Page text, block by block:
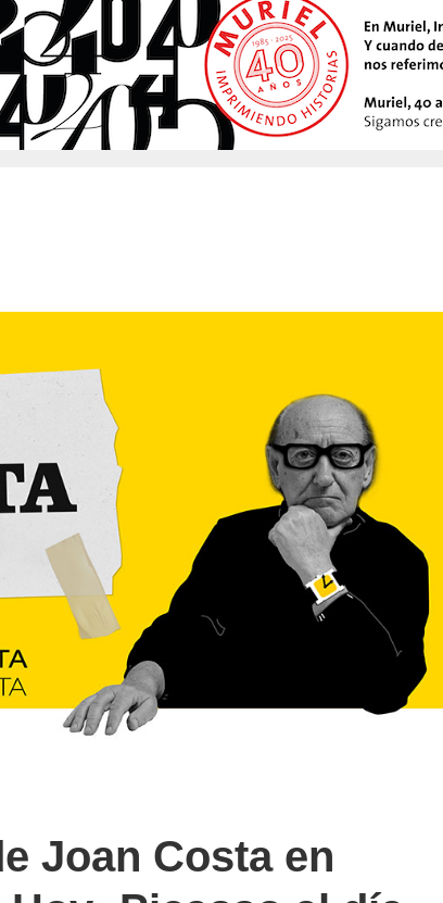
Joan Costa en